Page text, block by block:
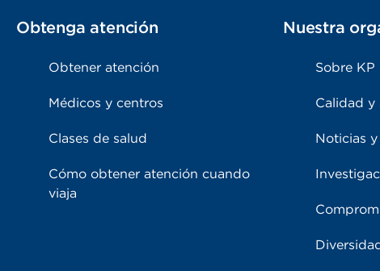
Obtenga atención
Obtener atención
Médicos y centros
Clases de salud
Cómo obtener atención cuando
viaja
Nuestra
Sobre KP
Calidad y
Noticias